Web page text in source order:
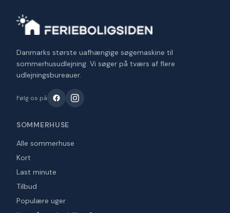
Danmarks største uafhængige søgemaskine til
sommerhusudlejning. Vi søger på tværs af flere
udlejningsbureauer.
Følg os på
SOMMERHUSE
Alle sommerhuse
Kort
Last minute
Tilbud
Populære uger